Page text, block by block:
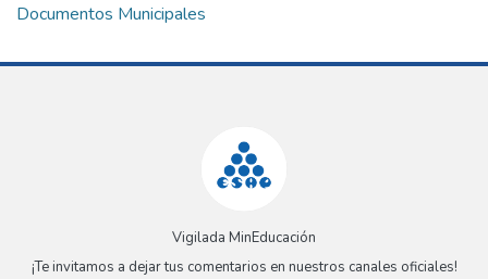
Documentos Municipales
Vigilada MinEducación
¡Te invitamos a dejar tus comentarios en nuestros canales oficiales!